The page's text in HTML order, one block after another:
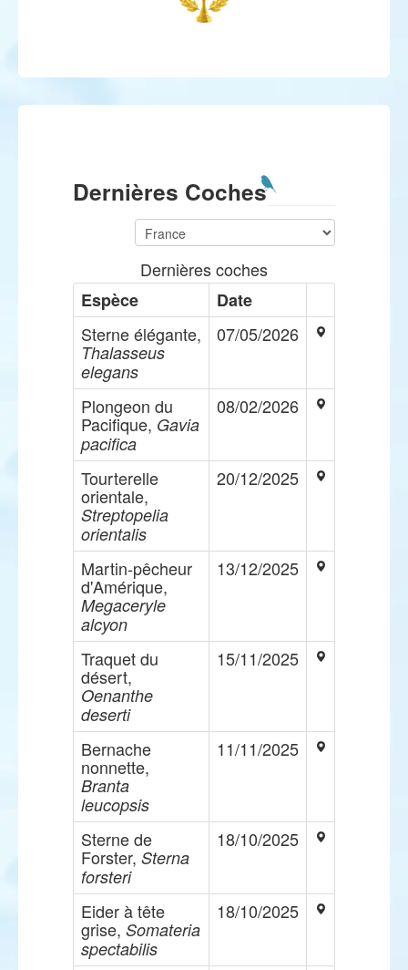
Dernières Coches
Dernières coches
Espèce
Date
Sterne élégante,
Thalasseus
elegans
07/05/2026
Plongeon du
Pacifique, Gavia
pacifica
08/02/2026
Tourterelle
orientale,
Streptopelia
orientalis
20/12/2025
Martin-pêcheur
d'Amérique,
Megaceryle
alcyon
13/12/2025
Traquet du
désert,
Oenanthe
deserti
15/11/2025
Bernache
nonnette,
Branta
leucopsis
11/11/2025
Sterne de
Forster, Sterna
forsteri
18/10/2025
Eider à tête
grise, Somateria
spectabilis
18/10/2025